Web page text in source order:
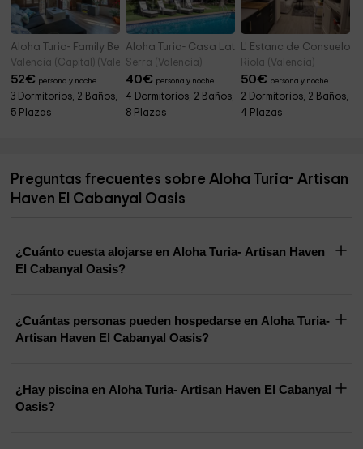
Aloha Turia- Family Beach House
Valencia (Capital) (Valencia)
52€ persona y noche
3 Dormitorios, 2 Baños,
5 Plazas
Aloha Turia- Casa Latel
Serra (Valencia)
40€ persona y noche
4 Dormitorios, 2 Baños,
8 Plazas
L' Estanc de Consuelo
Riola (Valencia)
50€ persona y noche
2 Dormitorios, 2 Baños,
4 Plazas
Preguntas frecuentes sobre Aloha Turia- Artisan
Haven El Cabanyal Oasis
¿Cuánto cuesta alojarse en Aloha Turia- Artisan Haven
El Cabanyal Oasis?
¿Cuántas personas pueden hospedarse en Aloha Turia-
Artisan Haven El Cabanyal Oasis?
¿Hay piscina en Aloha Turia- Artisan Haven El Cabanyal
Oasis?